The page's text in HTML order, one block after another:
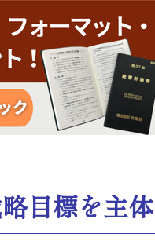
目標を主